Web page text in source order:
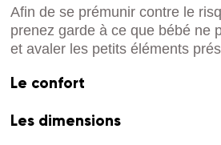
Afin de se prémunir contre le
prenez garde à ce que bébé ne
et avaler les petits éléments
Le confort
Les dimensions